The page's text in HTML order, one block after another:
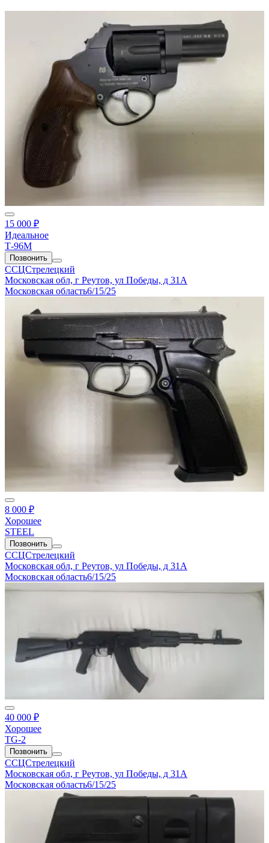
15 000 ₽
Идеальное
Т-96М
Позвонить
ССЦСтрелецкий
Московская обл, г Реутов, ул Победы, д 31А
Московская область6/15/25
8 000 ₽
Хорошее
STEEL
Позвонить
ССЦСтрелецкий
Московская обл, г Реутов, ул Победы, д 31А
Московская область6/15/25
40 000 ₽
Хорошее
TG-2
Позвонить
ССЦСтрелецкий
Московская обл, г Реутов, ул Победы, д 31А
Московская область6/15/25